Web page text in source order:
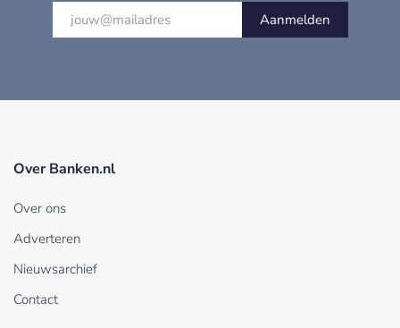
Aanmelden
Over Banken.nl
Over ons
Adverteren
Nieuwsarchief
Contact